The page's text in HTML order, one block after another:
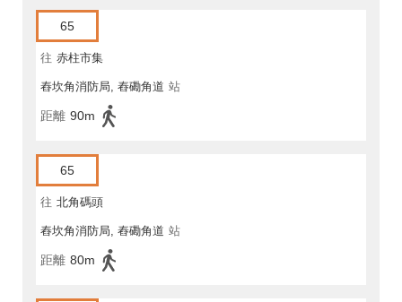
65
往 赤柱市集
舂坎角消防局, 舂磡角道 站
距離 90m
65
往 北角碼頭
舂坎角消防局, 舂磡角道 站
距離 80m